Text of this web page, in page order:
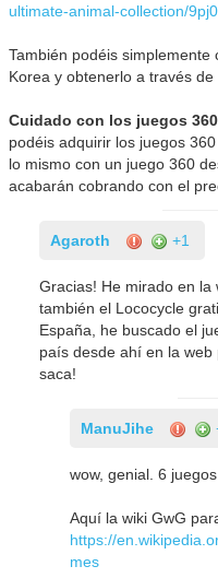
ultimate-animal-collection/
También podéis
Korea y obtenerlo a través de
Cuidado con los juegos
podéis adquirir los juegos
lo mismo con un juego 360
acabarán cobrando con el
Agaroth +1
Gracias! He mirado en la
también el Lococycle
España, he buscado el
país desde ahí en la
saca!
ManuJihe
wow, genial. 6
Aquí la wiki GwG
https://
mes